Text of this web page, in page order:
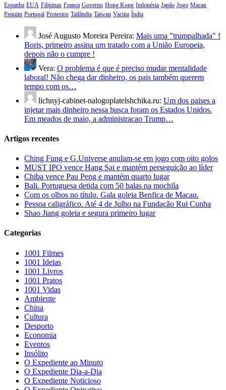
Espanha EUA Filipinas França Governo Hong Kong Indonésia Japão Jogo Macau
Pequim Portugal Protestos Tailândia Taiwan Vacina Índia
José Augusto Moreira Pereira: Mais uma "trumpalhada" !
Boris, primeiro assina um tratado com a União Europeia,
depois não o cumpre !
Vera: O problema é que é preciso mudar mentalidade
laboral! Não chega dar dinheiro, os pais também querem
tempo com os…
lichnyj-cabinet-nalogoplatelshchika.ru: Um dos paises a
injetar mais dinheiro nessa busca foram os Estados Unidos.
Em meados de maio, a administracao Trump…
Artigos recentes
Ching Fung e G.Universe anulam-se em jogo com oito golos
MUST IPO vence Hang Sai e mantém perseguição ao líder
Chiba vence Pau Peng e mantém quarto lugar
Bali. Portuguesa detida com 50 balas na mochila
Com os olhos no título. Gala goleia Benfica de Macau.
Pessoa caligráfico. Até 4 de Julho na Fundação Rui Cunha
Shao Jiang goleia e segura primeiro lugar
Categorias
1001 Filmes
1001 Ideias
1001 Livros
1001 Pratos
1001 Vidas
Ambiente
China
Cultura
Desporto
Economia
Eventos
Insólito
O Expediente ao Minuto
O Expediente Dia-a-Dia
O Expediente Noticioso